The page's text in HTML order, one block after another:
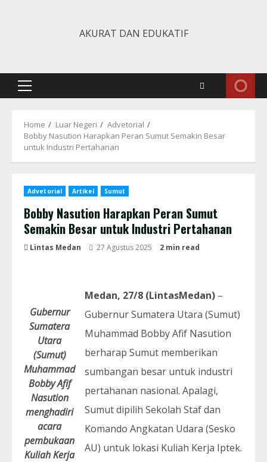
AKURAT DAN EDUKATIF
Primary
Home Luar Negeri
Advetorial
Bobby Nasution Harapkan Peran Sumut Semakin Besar
untuk Industri Pertahanan
Advetorial Artikel Sumut
Bobby Nasution Harapkan Peran Sumut
Semakin Besar untuk Industri Pertahanan
Lintas Medan 27 Agustus 2025 2 min read
Gubernur
Sumatera
Utara
(Sumut)
Muhammad
Bobby Afif
Nasution
menghadiri
acara
pembukaan
Kuliah Kerja
Medan, 27/8 (LintasMedan) –
Gubernur Sumatera Utara (Sumut)
Muhammad Bobby Afif Nasution
berharap Sumut memberikan
sumbangan besar untuk industri
pertahanan nasional. Apalagi,
Sumut dipilih Sekolah Staf dan
Komando Angkatan Udara (Sesko
AU) untuk lokasi Kuliah Kerja Iptek.